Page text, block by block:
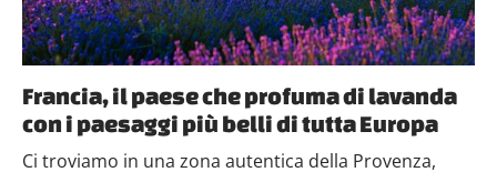
Francia, il paese che profuma di lavanda
con i paesaggi più belli di tutta Europa
Ci troviamo in una zona autentica della Provenza,